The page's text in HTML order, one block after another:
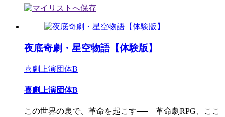
夜底奇劇・星空物語【体験版】
喜劇上演団体B
喜劇上演団体B
この世界の裏で、革命を起こす── 革命劇RPG、ここ